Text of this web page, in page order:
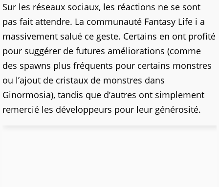
Sur les réseaux sociaux, les réactions ne se sont
pas fait attendre. La communauté Fantasy Life i a
massivement salué ce geste. Certains en ont profité
pour suggérer de futures améliorations (comme
des spawns plus fréquents pour certains monstres
ou l’ajout de cristaux de monstres dans
Ginormosia), tandis que d’autres ont simplement
remercié les développeurs pour leur générosité.